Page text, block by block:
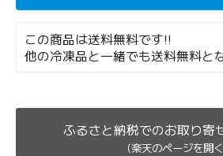
この商品は送料無料です!!
他の冷凍品と一緒でも送料無料と
ふるさと納税でのお取り寄
(楽天のページを開